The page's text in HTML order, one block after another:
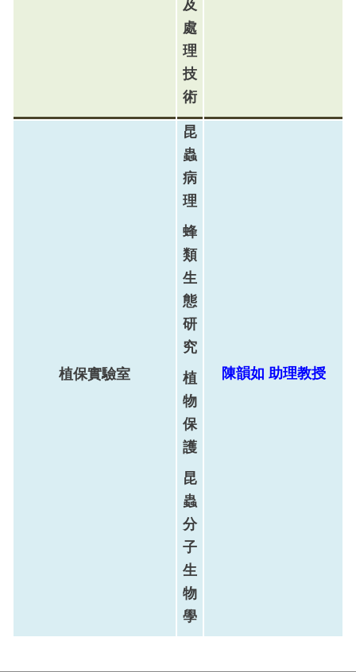
及
處
理
技
術
植保實驗室
昆
蟲
病
理
蜂
類
生
態
研
究
植
物
保
護
昆
蟲
分
子
生
物
學
陳韻如 助理教授